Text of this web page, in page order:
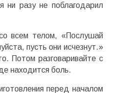
разу не поблагодарил
всем телом, «Послушай
пусть они исчезнут.»
Потом разговаривайте с
находится боль.
перед началом